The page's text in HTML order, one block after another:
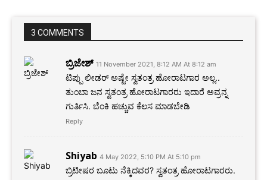
3 COMMENTS
ಬ್ರಿಜೇಶ್ 11 November 2021, 8:12 AM At 8:12 am
ಟಿಪ್ಪು ಲೀಡರ್ ಅಷ್ಟೇ ಸ್ವತಂತ್ರ ಹೋರಾಟಗಾರ ಅಲ್ಲ..
ತುಂಬಾ ಜನ ಸ್ವತಂತ್ರ ಹೋರಾಟಗಾರರು ಇದಾರೆ ಅವ್ರನ್ನ
ಗುರ್ತಿಸಿ. ಬೆಂಕಿ ಹಚ್ಚುವ ಕೆಲಸ ಮಾಡಬೇಡಿ
Reply
Shiyab 4 May 2022, 5:10 PM At 5:10 pm
ಬ್ರಿಟೀಷರ ಬೂಟು ನೆಕ್ಕಿದವರ? ಸ್ವತಂತ್ರ ಹೋರಾಟಗಾರರು.